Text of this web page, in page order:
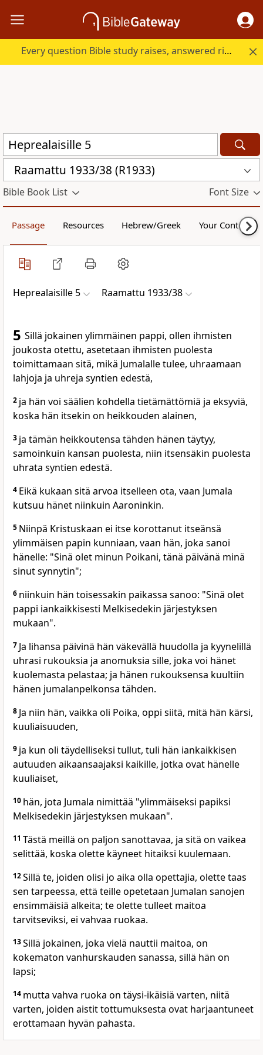
Every question Bible study raises, answered right here.
Raamattu 1933/38 (R1933)
Bible Book List Font Size
Passage Resources Hebrew/Greek Your Content
Heprealaisille 5 Raamattu 1933/38
5 Sillä jokainen ylimmäinen pappi, ollen ihmisten
joukosta otettu, asetetaan ihmisten puolesta
toimittamaan sitä, mikä Jumalalle tulee, uhraamaan
lahjoja ja uhreja syntien edestä,
2 ja hän voi säälien kohdella tietämättömiä ja eksyviä,
koska hän itsekin on heikkouden alainen,
3 ja tämän heikkoutensa tähden hänen täytyy,
samoinkuin kansan puolesta, niin itsensäkin puolesta
uhrata syntien edestä.
4 Eikä kukaan sitä arvoa itselleen ota, vaan Jumala
kutsuu hänet niinkuin Aaroninkin.
5 Niinpä Kristuskaan ei itse korottanut itseänsä
ylimmäisen papin kunniaan, vaan hän, joka sanoi
hänelle: "Sinä olet minun Poikani, tänä päivänä minä
sinut synnytin";
6 niinkuin hän toisessakin paikassa sanoo: "Sinä olet
pappi iankaikkisesti Melkisedekin järjestyksen
mukaan".
7 Ja lihansa päivinä hän väkevällä huudolla ja kyynelillä
uhrasi rukouksia ja anomuksia sille, joka voi hänet
kuolemasta pelastaa; ja hänen rukouksensa kuultiin
hänen jumalanpelkonsa tähden.
8 Ja niin hän, vaikka oli Poika, oppi siitä, mitä hän kärsi,
kuuliaisuuden,
9 ja kun oli täydelliseksi tullut, tuli hän iankaikkisen
autuuden aikaansaajaksi kaikille, jotka ovat hänelle
kuuliaiset,
10 hän, jota Jumala nimittää "ylimmäiseksi papiksi
Melkisedekin järjestyksen mukaan".
11 Tästä meillä on paljon sanottavaa, ja sitä on vaikea
selittää, koska olette käyneet hitaiksi kuulemaan.
12Sillä te, joiden olisi jo aika olla opettajia, olette taas
sen tarpeessa, että teille opetetaan Jumalan sanojen
ensimmäisiä alkeita; te olette tulleet maitoa
tarvitseviksi, ei vahvaa ruokaa.
13Sillä jokainen, joka vielä nauttii maitoa, on
kokematon vanhurskauden sanassa, sillä hän on
lapsi;
14 mutta vahva ruoka on täysi-ikäisiä varten, niitä
varten, joiden aistit tottumuksesta ovat harjaantuneet
erottamaan hyvän pahasta.